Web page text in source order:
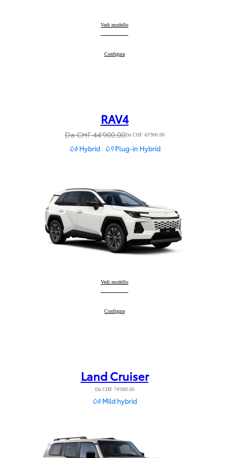
Mirai:
Vedi modello
Mirai:
Configura
RAV4
Da CHF 44'900.00Da CHF 43'900.00
Hybrid Plug-in Hybrid
RAV4:
Vedi modello
RAV4:
Configura
Land Cruiser
Da CHF 74'900.00
Mild hybrid